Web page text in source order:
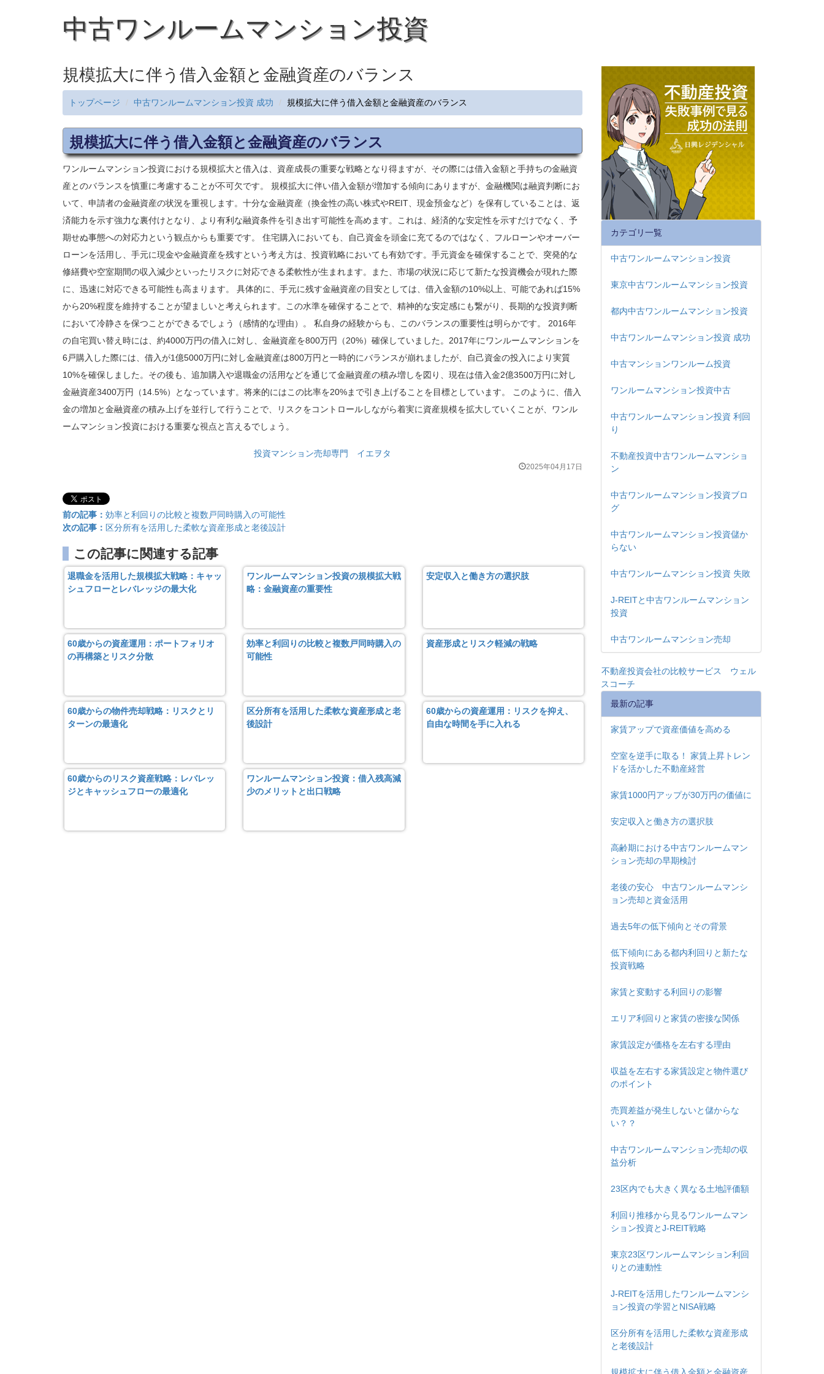
中古ワンルームマンション投資
規模拡大に伴う借入金額と金融資産のバランス
トップページ 中古ワンルームマンション投資 成功 規模拡大に伴う借入金額と金融資産のバランス
規模拡大に伴う借入金額と金融資産のバランス
ワンルームマンション投資における規模拡大と借入は、資産成長の重要な戦略となり得ますが、その際には借入金額と手持ちの金融資
産とのバランスを慎重に考慮することが不可欠です。 規模拡大に伴い借入金額が増加する傾向にありますが、金融機関は融資判断にお
いて、申請者の金融資産の状況を重視します。十分な金融資産（換金性の高い株式やREIT、現金預金など）を保有していることは、返
済能力を示す強力な裏付けとなり、より有利な融資条件を引き出す可能性を高めます。これは、経済的な安定性を示すだけでなく、予
期せぬ事態への対応力という観点からも重要です。 住宅購入においても、自己資金を頭金に充てるのではなく、フルローンやオーバー
ローンを活用し、手元に現金や金融資産を残すという考え方は、投資戦略においても有効です。手元資金を確保することで、突発的な
修繕費や空室期間の収入減少といったリスクに対応できる柔軟性が生まれます。また、市場の状況に応じて新たな投資機会が現れた際
に、迅速に対応できる可能性も高まります。 具体的に、手元に残す金融資産の目安としては、借入金額の10%以上、可能であれば15%
から20%程度を維持することが望ましいと考えられます。この水準を確保することで、精神的な安定感にも繋がり、長期的な投資判断
において冷静さを保つことができるでしょう（感情的な理由）。 私自身の経験からも、このバランスの重要性は明らかです。 2016年
の自宅買い替え時には、約4000万円の借入に対し、金融資産を800万円（20%）確保していました。2017年にワンルームマンションを
6戸購入した際には、借入が1億5000万円に対し金融資産は800万円と一時的にバランスが崩れましたが、自己資金の投入により実質
10%を確保しました。その後も、追加購入や退職金の活用などを通じて金融資産の積み増しを図り、現在は借入金2億3500万円に対し
金融資産3400万円（14.5%）となっています。将来的にはこの比率を20%まで引き上げることを目標としています。 このように、借入
金の増加と金融資産の積み上げを並行して行うことで、リスクをコントロールしながら着実に資産規模を拡大していくことが、ワンル
ームマンション投資における重要な視点と言えるでしょう。
投資マンション売却専門 イエヲタ
2025年04月17日
前の記事： 効率と利回りの比較と複数戸同時購入の可能性
次の記事： 区分所有を活用した柔軟な資産形成と老後設計
この記事に関連する記事
退職金を活用した規模拡大戦略：キャッ
シュフローとレバレッジの最大化
ワンルームマンション投資の規模拡大戦
略：金融資産の重要性
安定収入と働き方の選択肢
60歳からの資産運用：ポートフォリオ
の再構築とリスク分散
効率と利回りの比較と複数戸同時購入の
可能性
資産形成とリスク軽減の戦略
60歳からの物件売却戦略：リスクとリ
ターンの最適化
区分所有を活用した柔軟な資産形成と老
後設計
60歳からの資産運用：リスクを抑え、
自由な時間を手に入れる
60歳からのリスク資産戦略：レバレッ
ジとキャッシュフローの最適化
ワンルームマンション投資：借入残高減
少のメリットと出口戦略
カテゴリ一覧
中古ワンルームマンション投資
東京中古ワンルームマンション投資
都内中古ワンルームマンション投資
中古ワンルームマンション投資 成功
中古マンションワンルーム投資
ワンルームマンション投資中古
中古ワンルームマンション投資 利回
り
不動産投資中古ワンルームマンショ
ン
中古ワンルームマンション投資ブロ
グ
中古ワンルームマンション投資儲か
らない
中古ワンルームマンション投資 失敗
J-REITと中古ワンルームマンション
投資
中古ワンルームマンション売却
不動産投資会社の比較サービス ウェル
スコーチ
最新の記事
家賃アップで資産価値を高める
空室を逆手に取る！ 家賃上昇トレン
ドを活かした不動産経営
家賃1000円アップが30万円の価値に
安定収入と働き方の選択肢
高齢期における中古ワンルームマン
ション売却の早期検討
老後の安心 中古ワンルームマンシ
ョン売却と資金活用
過去5年の低下傾向とその背景
低下傾向にある都内利回りと新たな
投資戦略
家賃と変動する利回りの影響
エリア利回りと家賃の密接な関係
家賃設定が価格を左右する理由
収益を左右する家賃設定と物件選び
のポイント
売買差益が発生しないと儲からな
い？？
中古ワンルームマンション売却の収
益分析
23区内でも大きく異なる土地評価額
利回り推移から見るワンルームマン
ション投資とJ-REIT戦略
東京23区ワンルームマンション利回
りとの連動性
J-REITを活用したワンルームマンシ
ョン投資の学習とNISA戦略
区分所有を活用した柔軟な資産形成
と老後設計